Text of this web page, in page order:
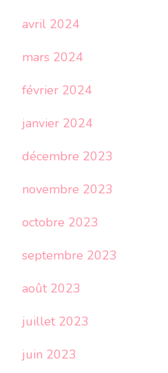
avril 2024
mars 2024
février 2024
janvier 2024
décembre 2023
novembre 2023
octobre 2023
septembre 2023
août 2023
juillet 2023
juin 2023